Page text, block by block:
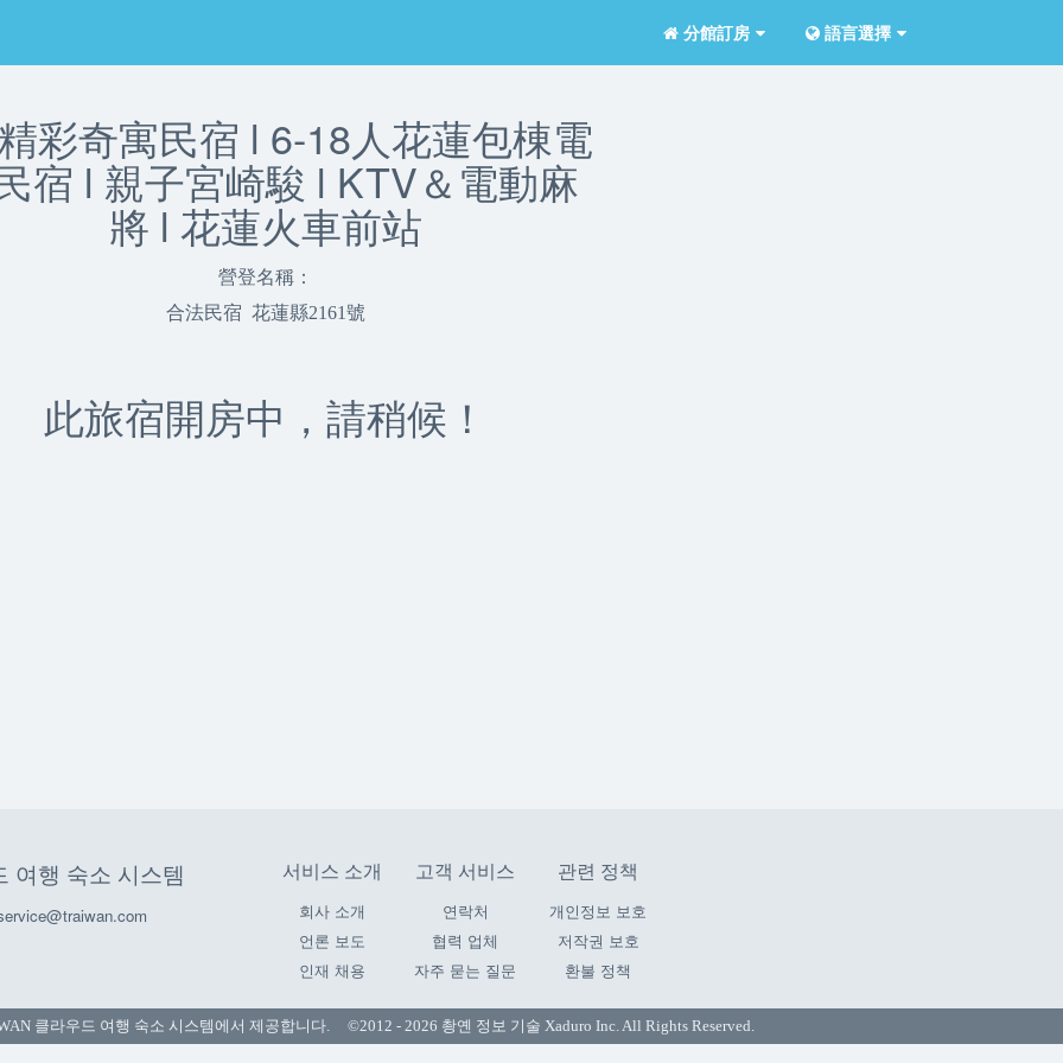
分館訂房 語言選擇
彩奇寓民宿 l 6-18人花蓮包棟電
宿 l 親子宮崎駿 l KTV＆電動麻
將 l 花蓮火車前站
營登名稱：
合法民宿 花蓮縣2161號
此旅宿開房中，請稍候！
여행 숙소 시스템 서비스 소개
회사 소개
언론 보도
인재 채용
고객 서비스
연락처
협력 업체
자주 묻는 질문
관련 정책
개인정보 보호
저작권 보호
환불 정책
클라우드 여행 숙소 시스템에서 제공합니다. ©2012 - 2026 촹옌 정보 기술 Xaduro Inc. All Rights Reserved.